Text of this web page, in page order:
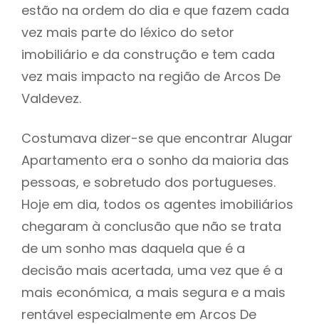
estão na ordem do dia e que fazem cada
vez mais parte do léxico do setor
imobiliário e da construção e tem cada
vez mais impacto na região de Arcos De
Valdevez.
Costumava dizer-se que encontrar Alugar
Apartamento era o sonho da maioria das
pessoas, e sobretudo dos portugueses.
Hoje em dia, todos os agentes imobiliários
chegaram à conclusão que não se trata
de um sonho mas daquela que é a
decisão mais acertada, uma vez que é a
mais económica, a mais segura e a mais
rentável especialmente em Arcos De